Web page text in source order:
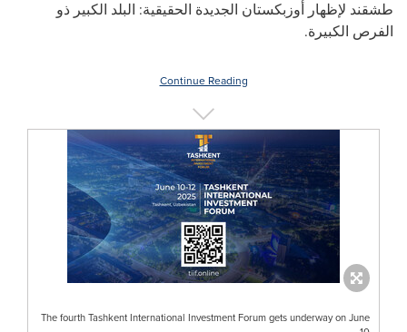
طشقند لإظهار أوزبكستان الجديدة الحقيقية: البلد الكبير ذو
الفرص الكبيرة.
Continue Reading
The fourth Tashkent International Investment Forum gets underway on June